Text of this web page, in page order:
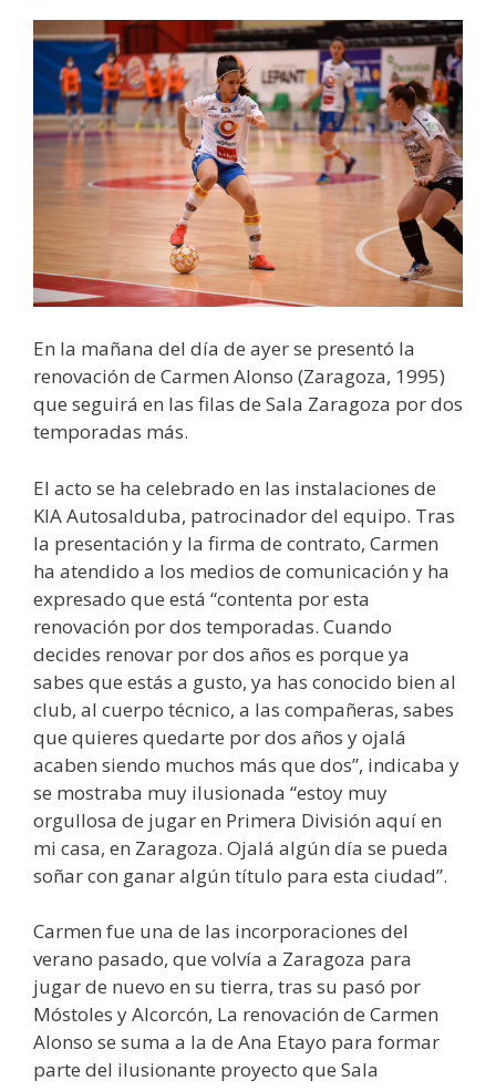
En la mañana del día de ayer se presentó la
renovación de Carmen Alonso (Zaragoza, 1995)
que seguirá en las filas de Sala Zaragoza por dos
temporadas más.
El acto se ha celebrado en las instalaciones de
KIA Autosalduba, patrocinador del equipo. Tras
la presentación y la firma de contrato, Carmen
ha atendido a los medios de comunicación y ha
expresado que está “contenta por esta
renovación por dos temporadas. Cuando
decides renovar por dos años es porque ya
sabes que estás a gusto, ya has conocido bien al
club, al cuerpo técnico, a las compañeras, sabes
que quieres quedarte por dos años y ojalá
acaben siendo muchos más que dos”, indicaba y
se mostraba muy ilusionada “estoy muy
orgullosa de jugar en Primera División aquí en
mi casa, en Zaragoza. Ojalá algún día se pueda
soñar con ganar algún título para esta ciudad”.
Carmen fue una de las incorporaciones del
verano pasado, que volvía a Zaragoza para
jugar de nuevo en su tierra, tras su pasó por
Móstoles y Alcorcón, La renovación de Carmen
Alonso se suma a la de Ana Etayo para formar
parte del ilusionante proyecto que Sala